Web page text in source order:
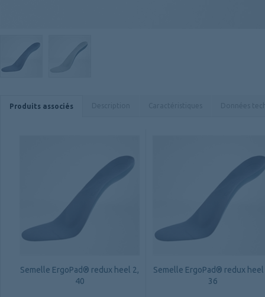
Produits associés
Semelle ErgoPad® redux heel 2,
40
Semelle ErgoPad® redux heel
36